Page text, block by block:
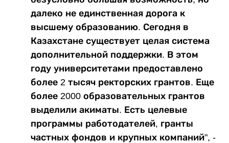
далеко не единственная дорога к
высшему образованию. Сегодня в
Казахстане существует целая система
дополнительной поддержки. В этом
году университетами предоставлено
более 2 тысяч ректорских грантов. Еще
более 2000 образовательных грантов
выделили акиматы. Есть целевые
программы работодателей, гранты
частных фондов и крупных компаний", -